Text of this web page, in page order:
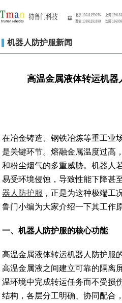
机器人防护服新闻
高温金属液体转运机器
在冶金铸造、钢铁冶炼等重工业
是关键环节。熔融金属温度过高
和粉尘烟气的多重威胁。机器人
易受环境侵蚀，导致性能下降甚
器人防护服 ，正是为这种极端工
鲁门小编为大家介绍一下其工作
一、机器人防护服的核心功能
高温金属液体转运机器人防护服
高温金属液之间建立可靠的隔离
温环境中完成转运任务而不受损
结构，各层分工明确、协同配合